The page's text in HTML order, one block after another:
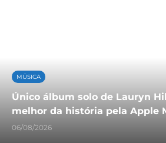
MÚSICA
Único álbum solo de Lauryn
melhor da história pela Apple
06/08/2026